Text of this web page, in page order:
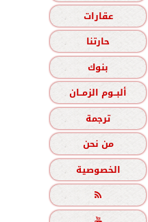
عقارات
حارتنا
بنوك
ألبــوم الزمــان
ترجمة
من نحن
الخصوصية
